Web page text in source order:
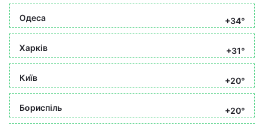
Одеса +34°
Харків +31°
Київ +20°
Бориспіль +20°